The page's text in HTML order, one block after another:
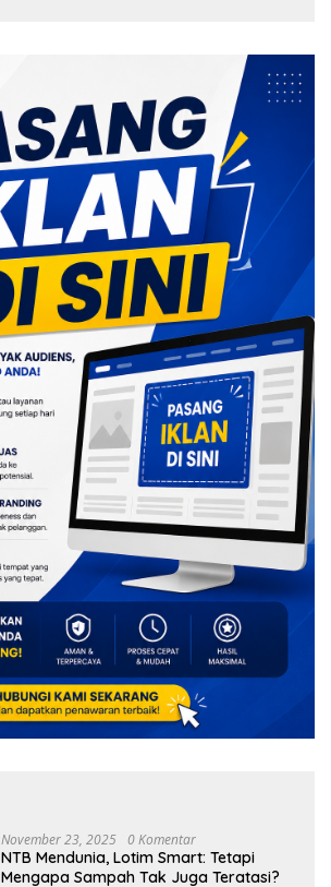
November 23, 2025 0 Komentar
NTB Mendunia, Lotim Smart: Tetapi
Mengapa Sampah Tak Juga Teratasi?